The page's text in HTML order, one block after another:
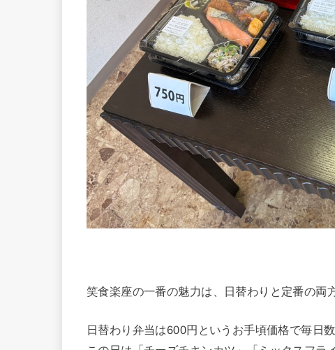
笑食楽座の一番の魅力は、日替わりと定番の両
日替わり弁当は600円というお手頃価格で毎日